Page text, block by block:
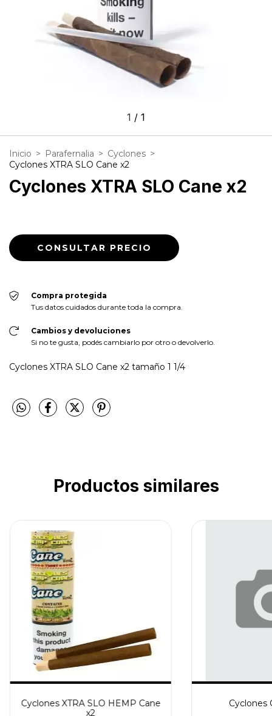
1 / 1
Inicio > Parafernalia > Cyclones >
Cyclones XTRA SLO Cane x2
Cyclones XTRA SLO Cane x2
Compra protegida
Tus datos cuidados durante toda la compra.
Cambios y devoluciones
Si no te gusta, podés cambiarlo por otro o devolverlo.
Cyclones XTRA SLO Cane x2 tamaño 1 1/4
Productos similares
Cyclones XTRA SLO HEMP Cane
x2
Cyclones